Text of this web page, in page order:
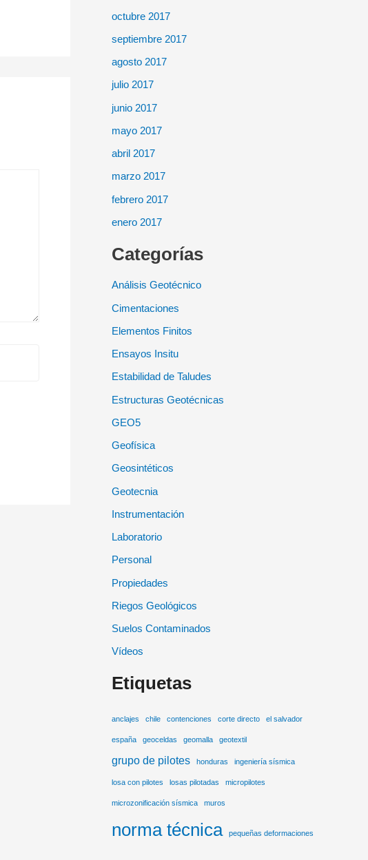
octubre 2017
septiembre 2017
agosto 2017
julio 2017
junio 2017
mayo 2017
abril 2017
marzo 2017
febrero 2017
enero 2017
Categorías
Análisis Geotécnico
Cimentaciones
Elementos Finitos
Ensayos Insitu
Estabilidad de Taludes
Estructuras Geotécnicas
GEO5
Geofísica
Geosintéticos
Geotecnia
Instrumentación
Laboratorio
Personal
Propiedades
Riegos Geológicos
Suelos Contaminados
Vídeos
Etiquetas
anclajes chile contenciones corte directo el salvador
españa geoceldas geomalla geotextil
grupo de pilotes honduras ingeniería sísmica
losa con pilotes losas pilotadas micropilotes
microzonificación sísmica muros
norma técnica pequeñas deformaciones